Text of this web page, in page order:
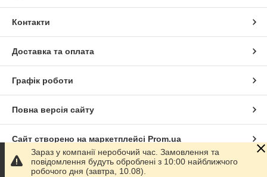
Контакти
Доставка та оплата
Графік роботи
Повна версія сайту
Сайт створено на маркетплейсі Prom.ua
Політика конфіденційності
Зараз у компанії неробочий час. Замовлення та
повідомлення будуть оброблені з 10:00 найближчого
робочого дня (завтра, 10.08).